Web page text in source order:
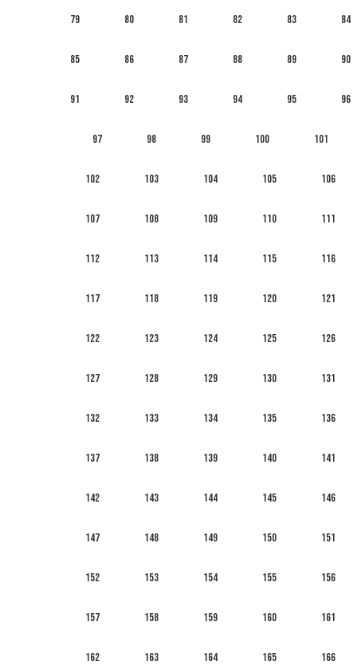
79 80 81 82 83 84
85 86 87 88 89 90
91 92 93 94 95 96
97 98 99 100 101
102 103 104 105 106
107 108 109 110 111
112 113 114 115 116
117 118 119 120 121
122 123 124 125 126
127 128 129 130 131
132 133 134 135 136
137 138 139 140 141
142 143 144 145 146
147 148 149 150 151
152 153 154 155 156
157 158 159 160 161
162 163 164 165 166